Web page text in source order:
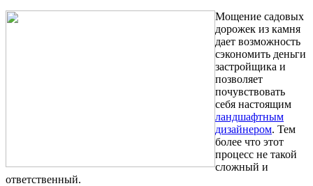
Мощение садовых
дорожек из камня
дает возможность
сэкономить деньги
застройщика и
позволяет
почувствовать
себя настоящим
ландшафтным
дизайнером. Тем
более что этот
процесс не такой
сложный и
ответственный.